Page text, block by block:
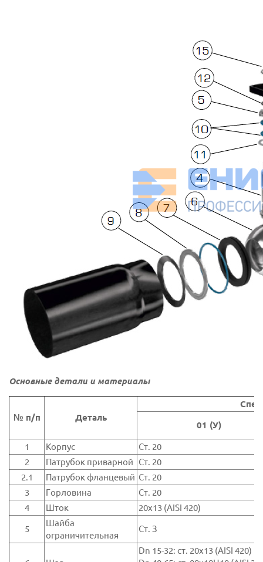
Основные детали и материалы
№ п/п Деталь
01 (У)
1 Корпус
Ст. 20
2
Патрубок приварной
Ст. 20
2.1
Патрубок фланцевый Ст. 20
3
Горловина
Ст. 20
4
Шток 20x13 (AISI 420)
5
Шайба
ограничительная
Ст. З
Dn 15-32: ст. 20х13 (AISI 420)